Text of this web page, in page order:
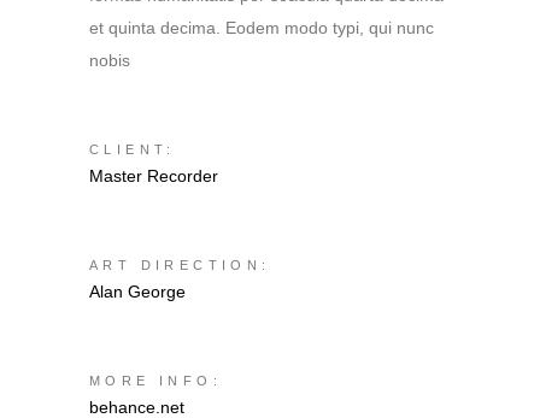
et quinta decima. Eodem modo typi, qui nunc
nobis
CLIENT:
Master Recorder
ART DIRECTION:
Alan George
MORE INFO:
behance.net